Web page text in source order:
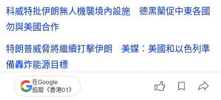
科威特批伊朗無人機襲境內設施 德黑蘭促中東各國
勿與美國合作
特朗普威脅將繼續打擊伊朗 美媒：美國和以色列準
備轟炸能源目標
在Google
追蹤《香港01》